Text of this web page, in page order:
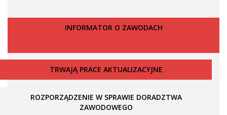
INFORMATOR O ZAWODACH
TRWAJĄ PRACE AKTUALIZACYJNE
ROZPORZĄDZENIE W SPRAWIE DORADZTWA
ZAWODOWEGO